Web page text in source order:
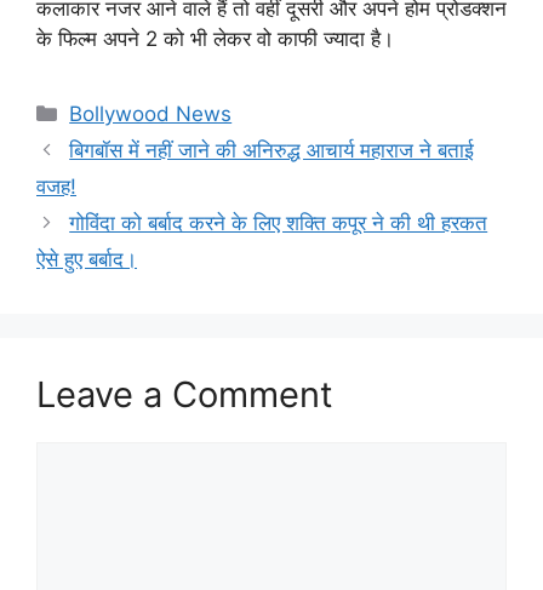
कलाकार नजर आने वाले हैं तो वहीं दूसरी और अपने होम प्रोडक्शन
के फिल्म अपने 2 को भी लेकर वो काफी ज्यादा है।
Categories
Bollywood News
बिगबॉस में नहीं जाने की अनिरुद्ध आचार्य महाराज ने बताई
वजह!
गोविंदा को बर्बाद करने के लिए शक्ति कपूर ने की थी हरकत
ऐसे हुए बर्बाद।
Leave a Comment